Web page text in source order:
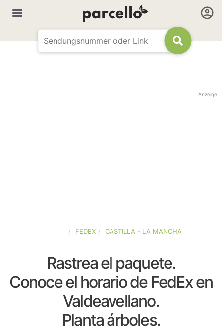
Anzeige
FEDEX CASTILLA - LA MANCHA
Rastrea el paquete.
Conoce el horario de FedEx en
Valdeavellano.
Planta árboles.